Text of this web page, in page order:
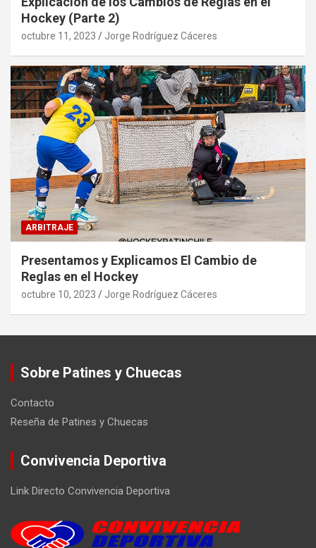
Hockey (Parte 2)
octubre 11, 2023 Jorge Rodríguez Cáceres
ARBITRAJE
Presentamos y Explicamos El Cambio de
Reglas en el Hockey
octubre 10, 2023 Jorge Rodríguez Cáceres
Sobre Patines y Chuecas
Contacto
Reseña de Patines y Chuecas
Convivencia Deportiva
Link Directo Convivencia Deportiva